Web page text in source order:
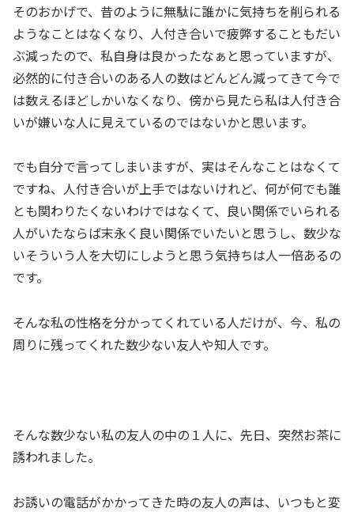
そのおかげで、昔のように無駄に誰かに気持ちを削られる
ようなことはなくなり、人付き合いで疲弊することもだい
ぶ減ったので、私自身は良かったなぁと思っていますが、
必然的に付き合いのある人の数はどんどん減ってきて今で
は数えるほどしかいなくなり、傍から見たら私は人付き合
いが嫌いな人に見えているのではないかと思います。
でも自分で言ってしまいますが、実はそんなことはなくて
ですね、人付き合いが上手ではないけれど、何が何でも誰
とも関わりたくないわけではなくて、良い関係でいられる
人がいたならば末永く良い関係でいたいと思うし、数少な
いそういう人を大切にしようと思う気持ちは人一倍あるの
です。
そんな私の性格を分かってくれている人だけが、今、私の
周りに残ってくれた数少ない友人や知人です。
そんな数少ない私の友人の中の１人に、先日、突然お茶に
誘われました。
お誘いの電話がかかってきた時の友人の声は、いつもと変